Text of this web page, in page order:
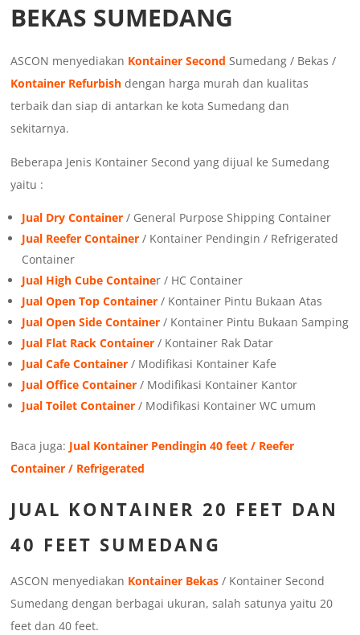
BEKAS SUMEDANG
ASCON menyediakan Kontainer Second Sumedang / Bekas /
Kontainer Refurbish dengan harga murah dan kualitas
terbaik dan siap di antarkan ke kota Sumedang dan
sekitarnya.
Beberapa Jenis Kontainer Second yang dijual ke Sumedang
yaitu :
Jual Dry Container / General Purpose Shipping Container
Jual Reefer Container / Kontainer Pendingin / Refrigerated
Container
Jual High Cube Container / HC Container
Jual Open Top Container / Kontainer Pintu Bukaan Atas
Jual Open Side Container / Kontainer Pintu Bukaan Samping
Jual Flat Rack Container / Kontainer Rak Datar
Jual Cafe Container / Modifikasi Kontainer Kafe
Jual Office Container / Modifikasi Kontainer Kantor
Jual Toilet Container / Modifikasi Kontainer WC umum
Baca juga: Jual Kontainer Pendingin 40 feet / Reefer
Container / Refrigerated
JUAL KONTAINER 20 FEET DAN
40 FEET SUMEDANG
ASCON menyediakan Kontainer Bekas / Kontainer Second
Sumedang dengan berbagai ukuran, salah satunya yaitu 20
feet dan 40 feet.